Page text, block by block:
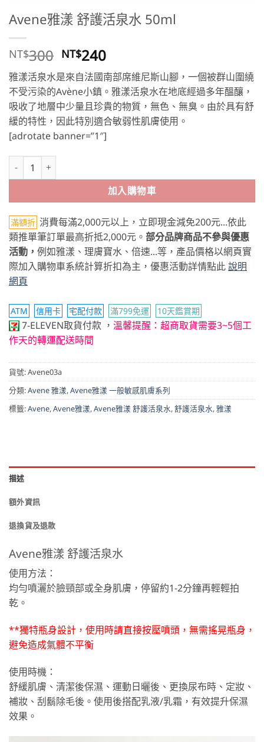
Avene雅漾 舒護活泉水 50ml
NT$300 原
始
價
格：
NT$300。
NT$240目
前
價
格：
NT$240。
雅漾活泉水是來自法國南部席維尼斯山腳，一個被群山圍繞
不受污染的Avène小鎮。雅漾活泉水在地底經過多年醞釀，
吸收了地層中少量且珍貴的物質，無色、無臭。由於具有舒
緩的特性，因此特別適合敏弱性肌膚使用。
[adrotate banner=”1″]
Avene雅漾 舒護活泉水 50ml 數量
加入購物車
滿額折 消費每滿2,000元以上，立即現金減免200元...依此
類推單筆訂單最高折抵2,000元。 部分品牌商品不參與優惠
活動， 例如雅漾、理膚寶水、倍速...等，產品價格以網頁實
際加入購物車系統計算折扣為主，優惠活動詳情點此說明
網頁
ATM 信用卡 宅配付款 滿799免運 10天鑑賞期
7-ELEVEN取貨付款 ， 溫馨提醒：超商取貨需要3~5個工
作天的轉運配送時間
貨號:Avene03a
分類:Avene 雅漾,Avene雅漾 一般敏感肌膚系列
標籤:Avene,Avene雅漾,Avene雅漾 舒護活泉水,舒護活泉水,雅漾
描述
額外資訊
退換貨及退款
Avene雅漾 舒護活泉水
使用方法：
均勻噴灑於臉頸部或全身肌膚，停留約1-2分鐘再輕輕拍
乾。
**獨特瓶身設計，使用時請直接按壓噴頭，無需搖晃瓶身，
避免造成氣體不平衡
使用時機：
舒緩肌膚、清潔後保濕、運動日曬後、更換尿布時、定妝、
補妝、刮鬍除毛後。使用後搭配乳液/乳霜，有效提升保濕
效果。